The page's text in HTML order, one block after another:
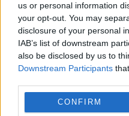
us or personal information
your opt-out. You may
disclosure of your personal
IAB’s list of downstream
also be disclosed by us to
Downstream Participants
CONFIRM
Locuiești la bloc?
proprietari le
Concediu 2026.